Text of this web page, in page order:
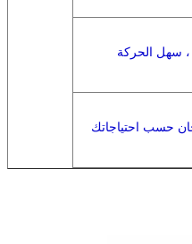
سهل الحركة
حسب احتياجاتك